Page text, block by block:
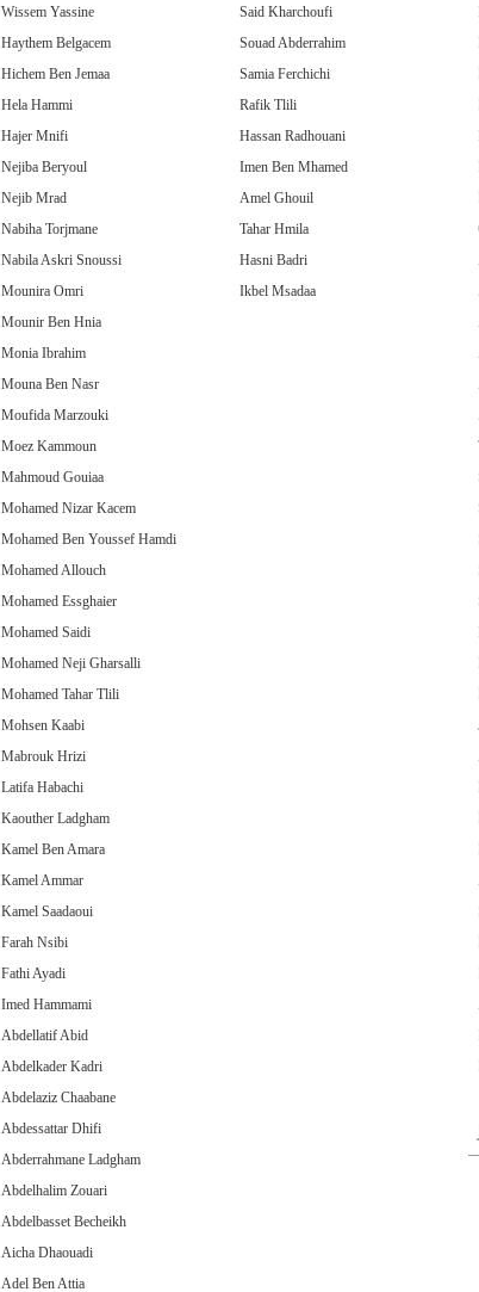
Wissem Yassine
Haythem Belgacem
Hichem Ben Jemaa
Hela Hammi
Hajer Mnifi
Nejiba Beryoul
Nejib Mrad
Nabiha Torjmane
Nabila Askri Snoussi
Mounira Omri
Mounir Ben Hnia
Monia Ibrahim
Mouna Ben Nasr
Moufida Marzouki
Moez Kammoun
Mahmoud Gouiaa
Mohamed Nizar Kacem
Mohamed Ben Youssef Hamdi
Mohamed Allouch
Mohamed Essghaier
Mohamed Saidi
Mohamed Neji Gharsalli
Mohamed Tahar Tlili
Mohsen Kaabi
Mabrouk Hrizi
Latifa Habachi
Kaouther Ladgham
Kamel Ben Amara
Kamel Ammar
Kamel Saadaoui
Farah Nsibi
Fathi Ayadi
Imed Hammami
Abdellatif Abid
Abdelkader Kadri
Abdelaziz Chaabane
Abdessattar Dhifi
Abderrahmane Ladgham
Abdelhalim Zouari
Abdelbasset Becheikh
Aicha Dhaouadi
Adel Ben Attia
Said Kharchoufi
Souad Abderrahim
Samia Ferchichi
Rafik Tlili
Hassan Radhouani
Imen Ben Mhamed
Amel Ghouil
Tahar Hmila
Hasni Badri
Ikbel Msadaa